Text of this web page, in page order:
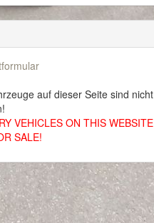
auf dieser Seite sind nicht
VEHICLES ON THIS WEBSITE
SALE!